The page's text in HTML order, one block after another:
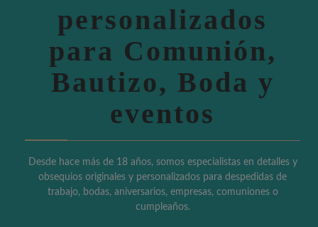
personalizados
para Comunión,
Bautizo, Boda y
eventos
Desde hace más de 18 años, somos especialistas en detalles y
obsequios originales y personalizados para despedidas de
trabajo, bodas, aniversarios, empresas, comuniones o
cumpleaños.